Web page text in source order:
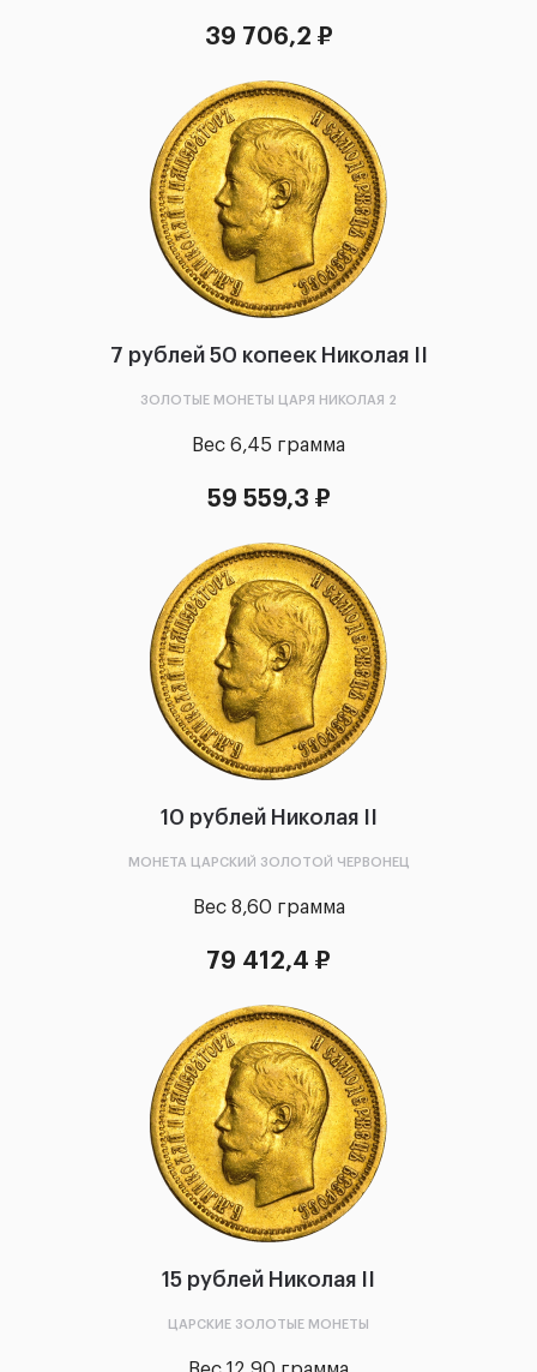
39 706,2 ₽
7 рублей 50 копеек Николая II
ЗОЛОТЫЕ МОНЕТЫ ЦАРЯ НИКОЛАЯ 2
Вес 6,45 грамма
59 559,3 ₽
10 рублей Николая II
МОНЕТА ЦАРСКИЙ ЗОЛОТОЙ ЧЕРВОНЕЦ
Вес 8,60 грамма
79 412,4 ₽
15 рублей Николая II
ЦАРСКИЕ ЗОЛОТЫЕ МОНЕТЫ